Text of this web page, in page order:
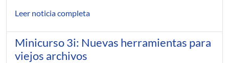
Leer noticia completa
Minicurso 3i: Nuevas herramientas para
viejos archivos